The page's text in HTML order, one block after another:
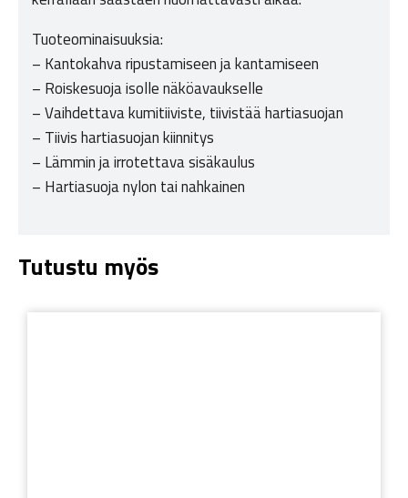
Tuoteominaisuuksia:
– Kantokahva ripustamiseen ja kantamiseen
– Roiskesuoja isolle näköavaukselle
– Vaihdettava kumitiiviste, tiivistää hartiasuojan
– Tiivis hartiasuojan kiinnitys
– Lämmin ja irrotettava sisäkaulus
– Hartiasuoja nylon tai nahkainen
Tutustu myös